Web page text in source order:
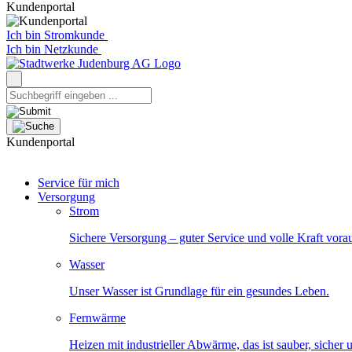
Kundenportal
Ich bin Stromkunde
Ich bin Netzkunde
Kundenportal
Service für mich
Versorgung
Strom
Sichere Versorgung – guter Service und volle Kraft
Wasser
Unser Wasser ist Grundlage für ein gesundes Leben.
Fernwärme
Heizen mit industrieller Abwärme, das ist sauber, sicher